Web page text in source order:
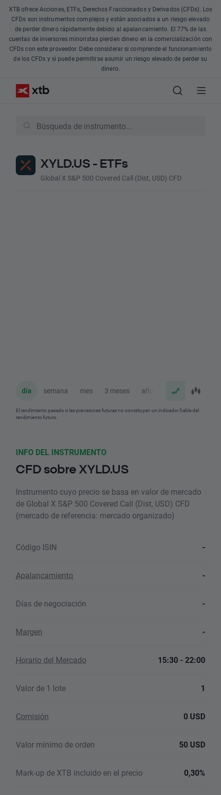
XTB ofrece Acciones, ETFs, Derechos Fraccionados y Derivados (CFDs). Los
CFDs son instrumentos complejos y están asociados a un riesgo elevado
de perder dinero rápidamente debido al apalancamiento. El 77% de las
cuentas de inversores minoristas pierden dinero en la comercialización con
CFDs con este proveedor. Debe considerar si comprende el funcionamiento
de los CFDs y si puede permitirse asumir un riesgo elevado de perder su
dinero.
XYLD.US - ETFs
Global X S&P 500 Covered Call (Dist, USD) CFD
día semana mes 3 meses año
El rendimiento pasado o las previsiones futuras no constituyen un indicador fiable del
rendimiento futuro.
INFO DEL INSTRUMENTO
CFD sobre XYLD.US
Instrumento cuyo precio se basa en valor de mercado
de Global X S&P 500 Covered Call (Dist, USD) CFD
(mercado de referencia: mercado organizado)
Código ISIN -
Apalancamiento -
Días de negociación -
Margen -
Horario del Mercado 15:30 - 22:00
Valor de 1 lote 1
Comisión 0 USD
Valor mínimo de orden 50 USD
Mark-up de XTB incluido en el precio 0,30%